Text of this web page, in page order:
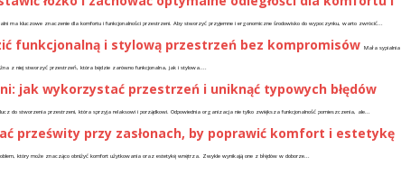
ma kluczowe znaczenie dla komfortu i funkcjonalności przestrzeni. Aby stworzyć przyjemne i ergonomiczne środowisko do wypoczynku, warto zwrócić...
funkcjonalną i stylową przestrzeń bez kompromisów Mała sypialnia
z niej stworzyć przestrzeń, która będzie zarówno funkcjonalna, jak i stylowa....
jak wykorzystać przestrzeń i uniknąć typowych błędów
do stworzenia przestrzeni, która sprzyja relaksowi i porządkowi. Odpowiednia organizacja nie tylko zwiększa funkcjonalność pomieszczenia, ale...
prześwity przy zasłonach, by poprawić komfort i estetykę
który może znacząco obniżyć komfort użytkowania oraz estetykę wnętrza. Zwykle wynikają one z błędów w doborze...